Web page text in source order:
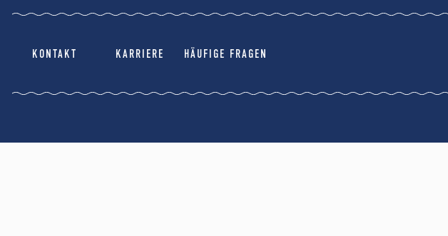
KONTAKT KARRIERE HÄUFIGE FRAGEN